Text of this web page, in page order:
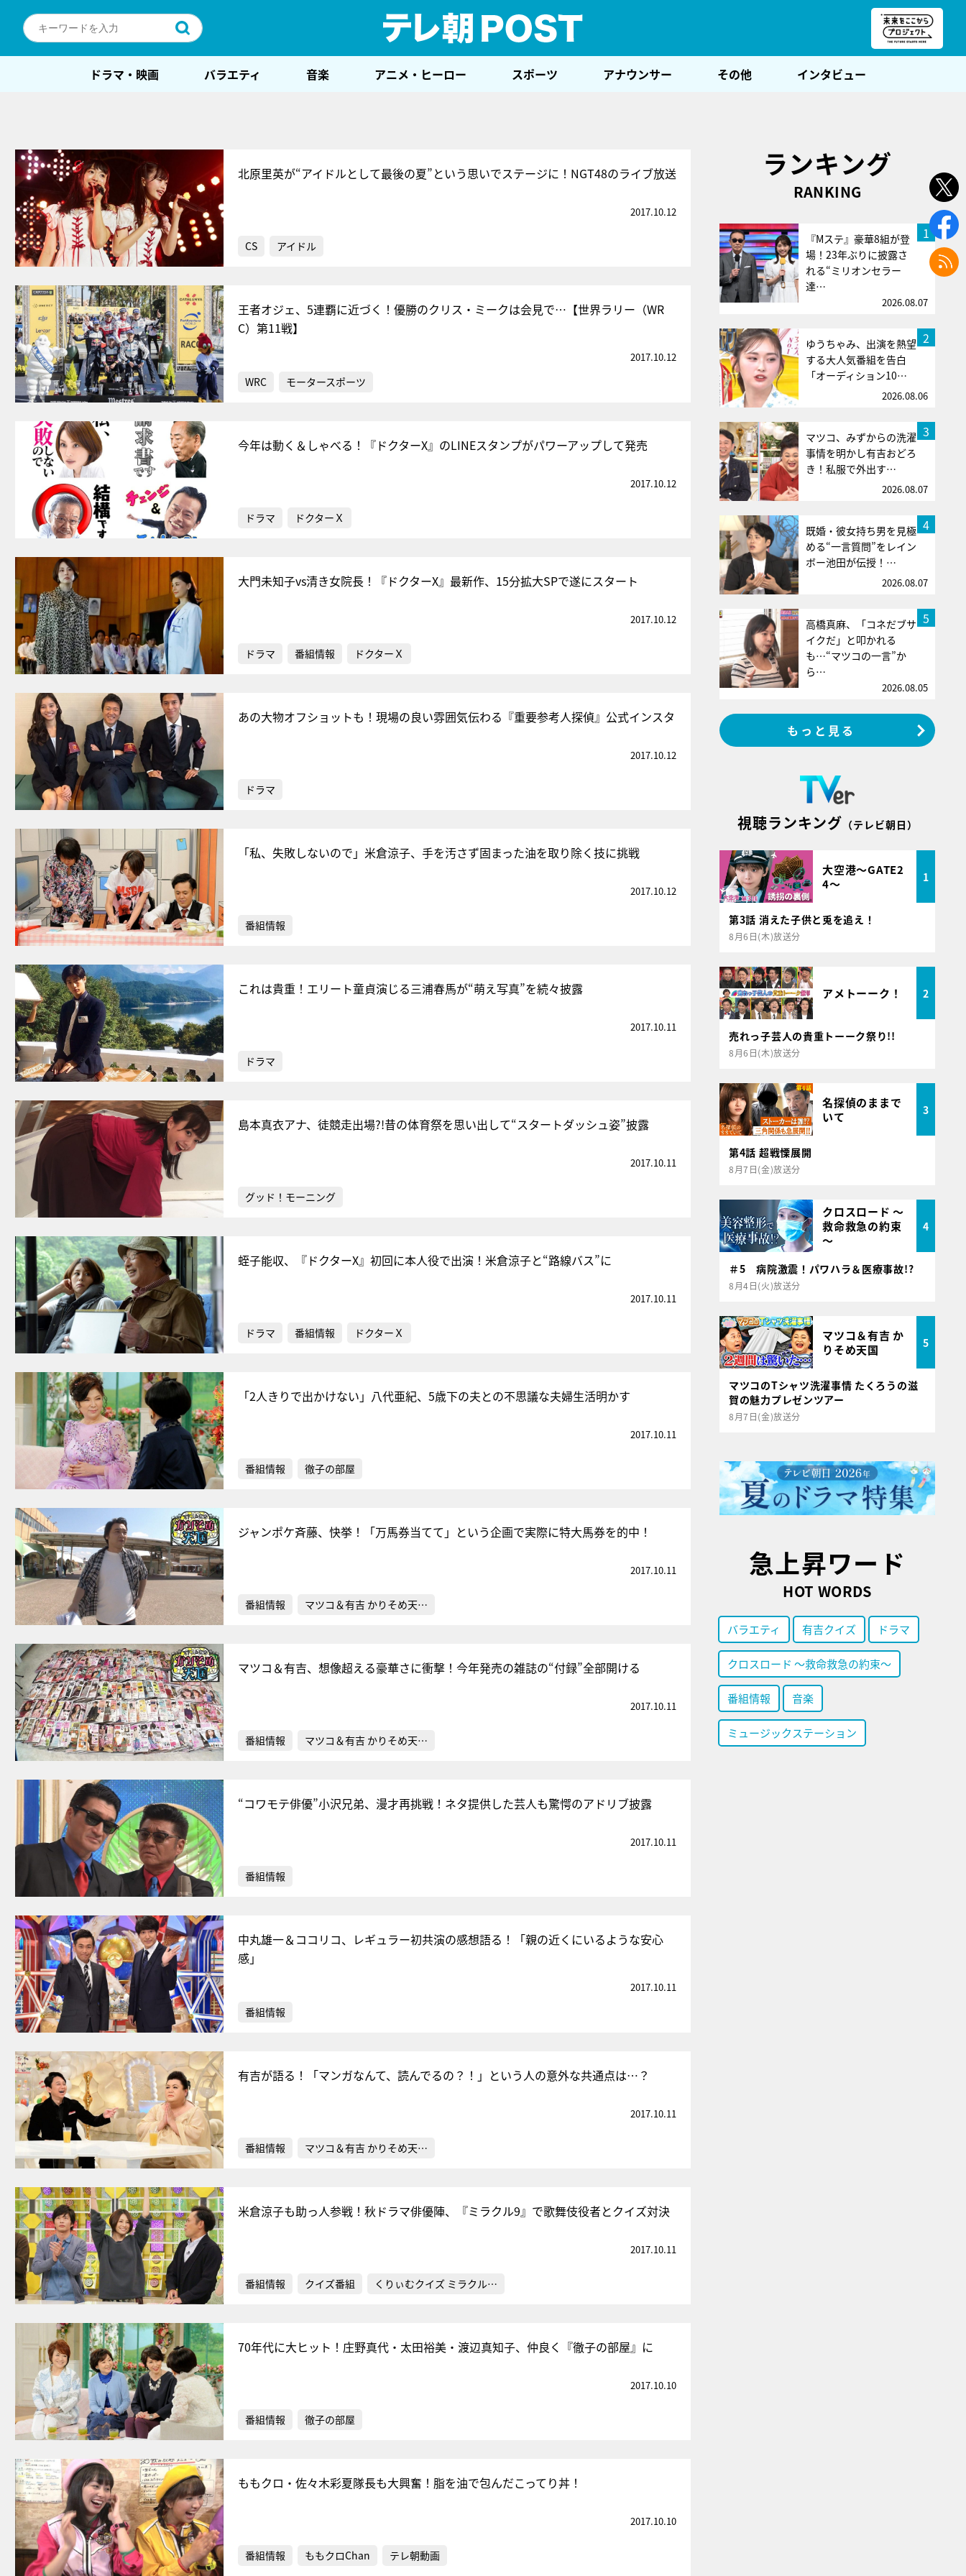
ドラマ・映画 バラエティ 音楽 アニメ・ヒーロー スポーツ アナウンサー その他 インタビュー
北原里英が“アイドルとして最後の夏”という思いでステージに！NGT48のライブ放送
2017.10.12
CS アイドル
王者オジェ、5連覇に近づく！優勝のクリス・ミークは会見で…【世界ラリー（WR
C）第11戦】
2017.10.12
WRC モータースポーツ
今年は動く＆しゃべる！『ドクターX』のLINEスタンプがパワーアップして発売
2017.10.12
ドラマ ドクターＸ
大門未知子vs清き女院長！『ドクターX』最新作、15分拡大SPで遂にスタート
2017.10.12
ドラマ 番組情報 ドクターＸ
あの大物オフショットも！現場の良い雰囲気伝わる『重要参考人探偵』公式インスタ
2017.10.12
ドラマ
「私、失敗しないので」米倉涼子、手を汚さず固まった油を取り除く技に挑戦
2017.10.12
番組情報
これは貴重！エリート童貞演じる三浦春馬が“萌え写真”を続々披露
2017.10.11
ドラマ
島本真衣アナ、徒競走出場?!昔の体育祭を思い出して“スタートダッシュ姿”披露
2017.10.11
グッド！モーニング
蛭子能収、『ドクターX』初回に本人役で出演！米倉涼子と“路線バス”に
2017.10.11
ドラマ 番組情報 ドクターＸ
「2人きりで出かけない」八代亜紀、5歳下の夫との不思議な夫婦生活明かす
2017.10.11
番組情報 徹子の部屋
ジャンポケ斉藤、快挙！「万馬券当てて」という企画で実際に特大馬券を的中！
2017.10.11
番組情報 マツコ＆有吉 かりそめ天…
マツコ＆有吉、想像超える豪華さに衝撃！今年発売の雑誌の“付録”全部開ける
2017.10.11
番組情報 マツコ＆有吉 かりそめ天…
“コワモテ俳優”小沢兄弟、漫才再挑戦！ネタ提供した芸人も驚愕のアドリブ披露
2017.10.11
番組情報
中丸雄一＆ココリコ、レギュラー初共演の感想語る！「親の近くにいるような安心
感」
2017.10.11
番組情報
有吉が語る！「マンガなんて、読んでるの？！」という人の意外な共通点は…？
2017.10.11
番組情報 マツコ＆有吉 かりそめ天…
米倉涼子も助っ人参戦！秋ドラマ俳優陣、『ミラクル9』で歌舞伎役者とクイズ対決
2017.10.11
番組情報 クイズ番組 くりぃむクイズ ミラクル…
70年代に大ヒット！庄野真代・太田裕美・渡辺真知子、仲良く『徹子の部屋』に
2017.10.10
番組情報 徹子の部屋
ももクロ・佐々木彩夏隊長も大興奮！脂を油で包んだこってり丼！
2017.10.10
番組情報 ももクロChan テレ朝動画
ランキング
RANKING
1
『Mステ』豪華8組が登
場！23年ぶりに披露さ
れる“ミリオンセラー
達…
2026.08.07
2
ゆうちゃみ、出演を熱望
する大人気番組を告白
「オーディション10…
2026.08.06
3
マツコ、みずからの洗濯
事情を明かし有吉おどろ
き！私服で外出す…
2026.08.07
4
既婚・彼女持ち男を見極
める“一言質問”をレイン
ボー池田が伝授！…
2026.08.07
5
高橋真麻、「コネだブサ
イクだ」と叩かれる
も…“マツコの一言”か
ら…
2026.08.05
もっと見る
視聴ランキング （テレビ朝日）
大空港～GATE2
4～
1
第3話 消えた子供と兎を追え！
8月6日(木)放送分
アメトーーク！ 2
売れっ子芸人の貴重トーーク祭り!!
8月6日(木)放送分
名探偵のままで
いて
3
第4話 超戦慄展開
8月7日(金)放送分
クロスロード ～
救命救急の約束
～
4
＃5 病院激震！パワハラ＆医療事故!?
8月4日(火)放送分
マツコ＆有吉 か
りそめ天国
5
マツコのTシャツ洗濯事情 たくろうの滋
賀の魅力プレゼンツアー
8月7日(金)放送分
急上昇ワード
HOT WORDS
バラエティ 有吉クイズ ドラマ
クロスロード ～救命救急の約束～
番組情報 音楽
ミュージックステーション